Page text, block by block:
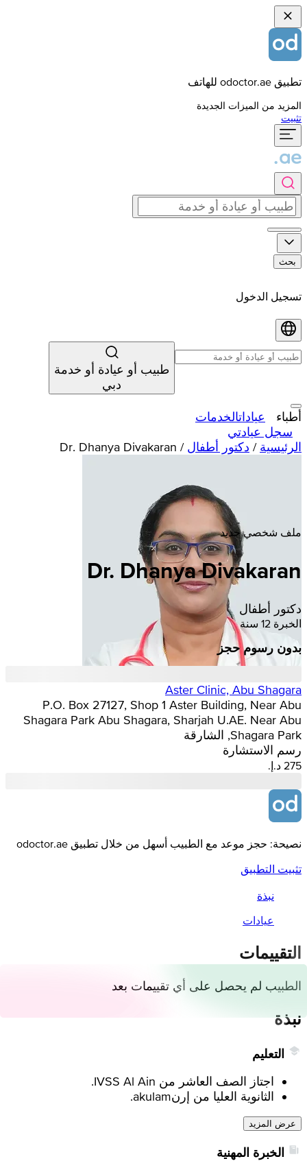
تطبيق odoctor.ae للهاتف
المزيد من الميزات الجديدة
تثبيت
بحث
تسجيل الدخول
طبيب أو عيادة أو خدمة
دبي
أطباء عياداتالخدمات
سجل عيادتي
الرئيسية / دكتور أطفال /
Dr. Dhanya Divakaran
ملف شخصي جديد
Dr. Dhanya Divakaran
دكتور أطفال
الخبرة 12 سنة
بدون رسوم حجز
Aster Clinic, Abu Shagara
P.O. Box 27127, Shop 1 Aster Building, Near Abu
Shagara Park Abu Shagara, Sharjah U.AE. Near Abu
Shagara Park, الشارقة
رسم الاستشارة
نصيحة: حجز موعد مع الطبيب أسهل من خلال تطبيق odoctor.ae
تثبيت التطبيق
نبذة
عيادات
التقييمات
الطبيب لم يحصل على أي تقييمات بعد
نبذة
التعليم
اجتاز الصف العاشر من IVSS Al Ain.
الثانوية العليا من إرنakulam.
عرض المزيد
الخبرة المهنية